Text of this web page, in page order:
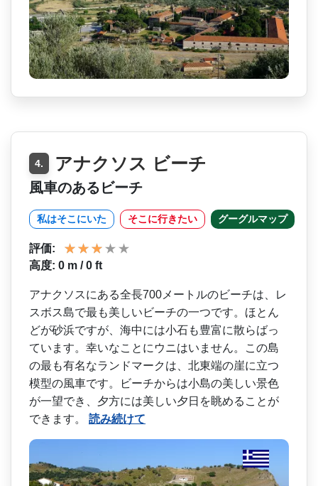
4. アナクソス ビーチ
風車のあるビーチ
私はそこにいた そこに行きたい グーグルマップ
評価:
高度: 0 m / 0 ft
アナクソスにある全長700­メートルのビーチは、レ
スボス島で最も美しいビーチ­の一つです。ほとん
どが砂浜ですが、海中には小石も­豊富に散らばっ
ています。幸いなことにウニはいませ­ん。この島
の最も有名なランドマークは、北東端の崖­に立つ
模型の風車です。ビーチからは小島の美しい景­色
が一望でき、夕方には美しい夕日を眺めることが
で­きます。 読み続けて